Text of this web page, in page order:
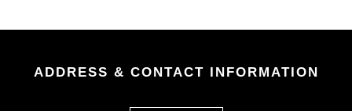
ADDRESS & CONTACT INFORMATION